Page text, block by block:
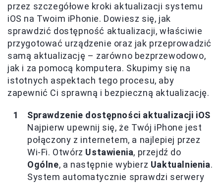
przez szczegółowe kroki aktualizacji systemu
iOS na Twoim iPhonie. Dowiesz się, jak
sprawdzić dostępność aktualizacji, właściwie
przygotować urządzenie oraz jak przeprowadzić
samą aktualizację – zarówno bezprzewodowo,
jak i za pomocą komputera. Skupimy się na
istotnych aspektach tego procesu, aby
zapewnić Ci sprawną i bezpieczną aktualizację.
Sprawdzenie dostępności aktualizacji iOS
Najpierw upewnij się, że Twój iPhone jest
połączony z internetem, a najlepiej przez
Wi-Fi. Otwórz Ustawienia, przejdź do
Ogólne, a następnie wybierz Uaktualnienia.
System automatycznie sprawdzi serwery